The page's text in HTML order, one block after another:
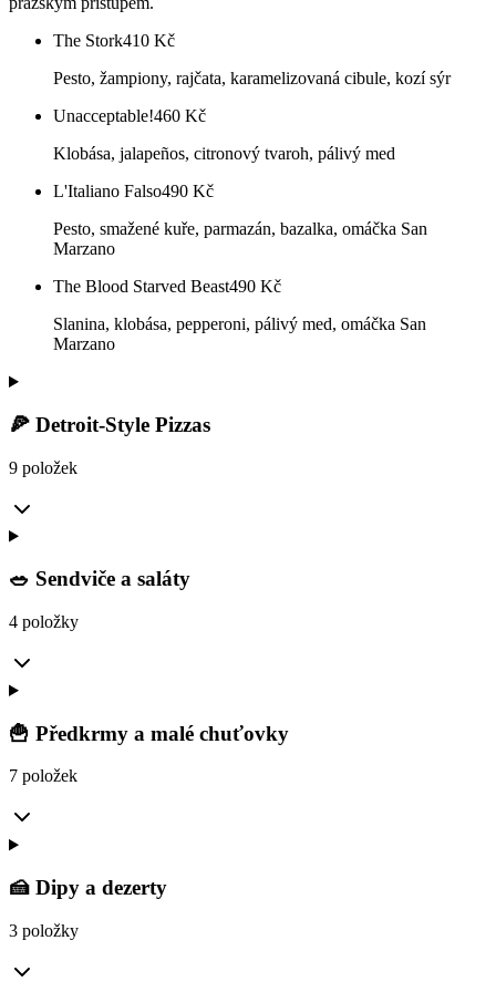
The Stork410 Kč
Pesto, žampiony, rajčata, karamelizovaná cibule, kozí sýr
Unacceptable!460 Kč
Klobása, jalapeños, citronový tvaroh, pálivý med
L'Italiano Falso490 Kč
Pesto, smažené kuře, parmazán, bazalka, omáčka San
Marzano
The Blood Starved Beast490 Kč
Slanina, klobása, pepperoni, pálivý med, omáčka San
Marzano
🍕 Detroit-Style Pizzas
9 položek
🥗 Sendviče a saláty
4 položky
🍟 Předkrmy a malé chuťovky
7 položek
🍰 Dipy a dezerty
3 položky